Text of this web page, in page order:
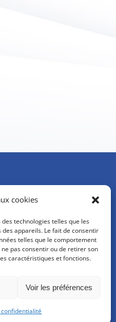
cookies
technologies telles que les
appareils. Le fait de consentir
telles que le comportement
pas consentir ou de retirer son
caractéristiques et fonctions.
Voir les préférences